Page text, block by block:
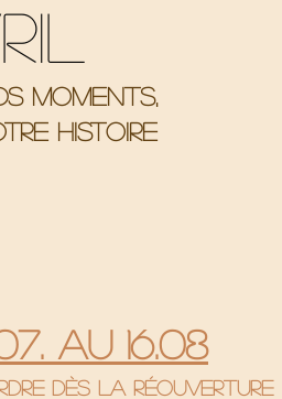
moments,
histoire
au 16.08
dès la réouverture